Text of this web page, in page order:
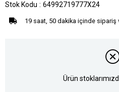
Stok Kodu
64992719777X24
19 saat, 50 dakika içinde sipariş
Ürün